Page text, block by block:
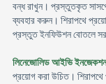
বন্ধ রাখুন। প্রস্তুতকৃত
ব্যবহার করুন। শিরাপথে
প্রস্তুত ইনফিউশন বোতলে
লিনেজোলিড আইভি ইনজেকশন
প্রয়োগ করা উচিত। শিরাপথে